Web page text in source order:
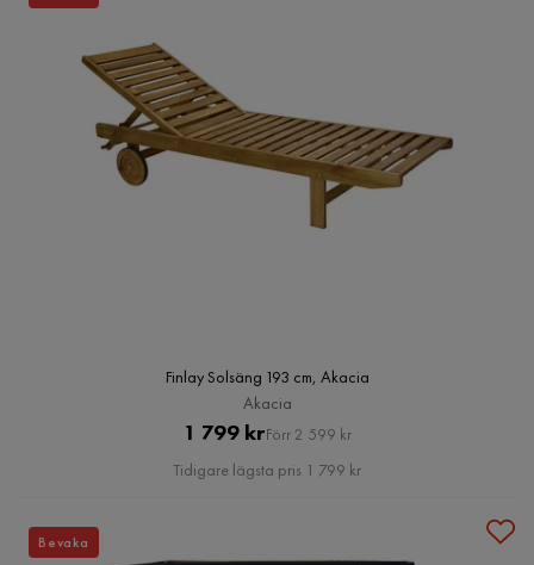
Finlay Solsäng 193 cm, Akacia
Akacia
Pris
1 799 krOriginal
Pris
Förr 2 599 kr
Tidigare lägsta pris 1 799 kr
Bevaka